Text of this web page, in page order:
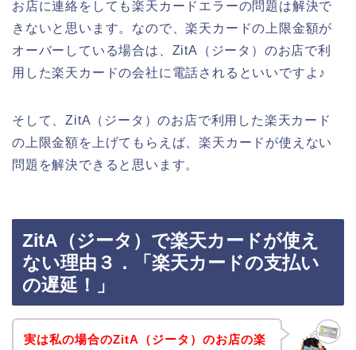
お店に連絡をしても楽天カードエラーの問題は解決で
きないと思います。なので、楽天カードの上限金額が
オーバーしている場合は、ZitA（ジータ）のお店で利
用した楽天カードの会社に電話されるといいですよ♪
そして、ZitA（ジータ）のお店で利用した楽天カード
の上限金額を上げてもらえば、楽天カードが使えない
問題を解決できると思います。
ZitA（ジータ）で楽天カードが使え
ない理由３．「楽天カードの支払い
の遅延！」
実は私の場合のZitA（ジータ）のお店の楽